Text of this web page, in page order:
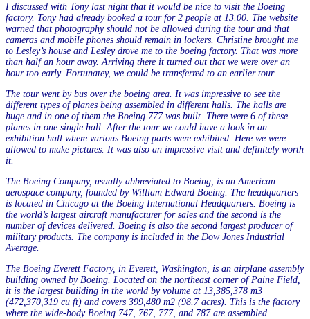
I discussed with Tony last night that it would be nice to visit the Boeing
factory. Tony had already booked a tour for 2 people at 13.00. The website
warned that photography should not be allowed during the tour and that
cameras and mobile phones should remain in lockers. Christine brought me
to Lesley’s house and Lesley drove me to the boeing factory. That was more
than half an hour away. Arriving there it turned out that we were over an
hour too early. Fortunatey, we could be transferred to an earlier tour.
The tour went by bus over the boeing area. It was impressive to see the
different types of planes being assembled in different halls. The halls are
huge and in one of them the Boeing 777 was built. There were 6 of these
planes in one single hall. After the tour we could have a look in an
exhibition hall where various Boeing parts were exhibited. Here we were
allowed to make pictures. It was also an impressive visit and definitely worth
it.
The Boeing Company, usually abbreviated to Boeing, is an American
aerospace company, founded by William Edward Boeing. The headquarters
is located in Chicago at the Boeing International Headquarters. Boeing is
the world’s largest aircraft manufacturer for sales and the second is the
number of devices delivered. Boeing is also the second largest producer of
military products. The company is included in the Dow Jones Industrial
Average.
The Boeing Everett Factory, in Everett, Washington, is an airplane assembly
building owned by Boeing. Located on the northeast corner of Paine Field,
it is the largest building in the world by volume at 13,385,378 m3
(472,370,319 cu ft) and covers 399,480 m2 (98.7 acres). This is the factory
where the wide-body Boeing 747, 767, 777, and 787 are assembled.